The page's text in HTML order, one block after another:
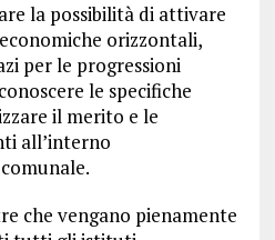
la possibilità di attivare
orizzontali,
per le progressioni
le specifiche
il merito e le
all’interno
che vengano pienamente